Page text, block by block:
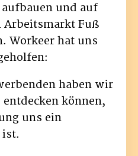
und auf
Arbeitsmarkt Fuß
Workeer hat uns
haben wir
können,
uns ein
ist.